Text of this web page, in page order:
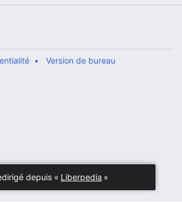
Version de bureau
depuis « Liberpedia »